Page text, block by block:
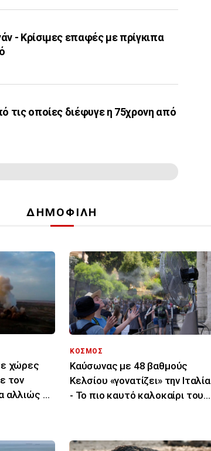
- Κρίσιμες επαφές με πρίγκιπα
τις οποίες διέφυγε η 75χρονη από
ΔΗΜΟΦΙΛΗ
χώρες
τον
αλλιώς θα
ΚΟΣΜΟΣ
Καύσωνας με 48 βαθμούς
Κελσίου «γονατίζει» την Ιταλία
- Το πιο καυτό καλοκαίρι του